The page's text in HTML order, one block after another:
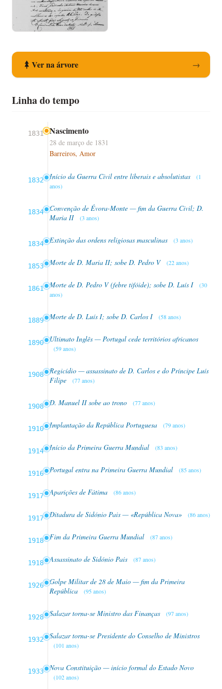
Ver na árvore →
Linha do tempo
1831 Nascimento
28 de março de 1831
Barreiros, Amor
1832 Início da Guerra Civil entre liberais e absolutistas
(1
anos)
1834
Convenção de Évora-Monte — fim da Guerra Civil; D.
Maria II
(3 anos)
1834 Extinção das ordens religiosas masculinas (3 anos)
1853 Morte de D. Maria II; sobe D. Pedro V (22 anos)
1861 Morte de D. Pedro V (febre tifóide); sobe D. Luís I
(30
anos)
1889 Morte de D. Luís I; sobe D. Carlos I (58 anos)
1890 Ultimato Inglês — Portugal cede territórios africanos
(59 anos)
1908
Regicídio — assassinato de D. Carlos e do Príncipe Luís
Filipe
(77 anos)
1908 D. Manuel II sobe ao trono (77 anos)
1910 Implantação da República Portuguesa (79 anos)
1914 Início da Primeira Guerra Mundial (83 anos)
1916 Portugal entra na Primeira Guerra Mundial (85 anos)
1917 Aparições de Fátima (86 anos)
1917 Ditadura de Sidónio Pais — «República Nova» (86 anos)
1918 Fim da Primeira Guerra Mundial (87 anos)
1918 Assassinato de Sidónio Pais (87 anos)
1926
Golpe Militar de 28 de Maio — fim da Primeira
República
(95 anos)
1928 Salazar torna-se Ministro das Finanças (97 anos)
1932 Salazar torna-se Presidente do Conselho de Ministros
(101 anos)
1933 Nova Constituição — início formal do Estado Novo
(102 anos)